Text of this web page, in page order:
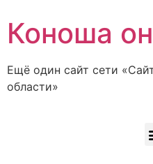
Коноша
Ещё один сайт сети
области»